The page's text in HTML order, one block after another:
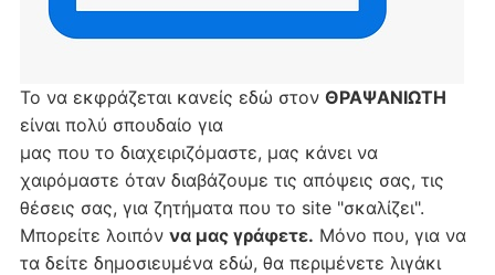
Το να εκφράζεται κανείς εδώ στον ΘΡΑΨΑΝΙΩΤΗ
είναι πολύ σπουδαίο για
μας που το διαχειριζόμαστε, μας κάνει να
χαιρόμαστε όταν διαβάζουμε τις απόψεις σας, τις
θέσεις σας, για ζητήματα που το site "σκαλίζει".
Μπορείτε λοιπόν να μας γράφετε. Μόνο που, για να
τα δείτε δημοσιευμένα εδώ, θα περιμένετε λιγάκι